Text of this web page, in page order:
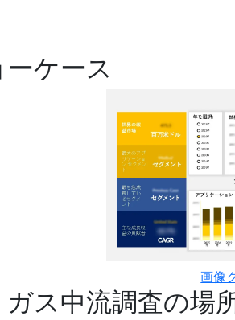
ケース
画像
ス中流調査の場